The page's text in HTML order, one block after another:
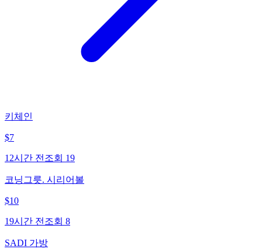
키체인
$7
12시간 전 조회 19
코닝그릇. 시리어볼
$10
19시간 전 조회 8
SADI 가방